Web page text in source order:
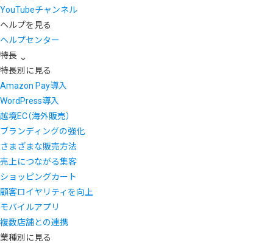
YouTubeチャンネル
ヘルプを見る
ヘルプセンター
特長
特長別に見る
Amazon Pay導入
WordPress導入
越境EC（海外販売）
ブランディングの強化
さまざまな販売方法
売上につながる集客
ショッピングカート
顧客ロイヤリティを向上
モバイルアプリ
複数店舗との連携
業種別に見る